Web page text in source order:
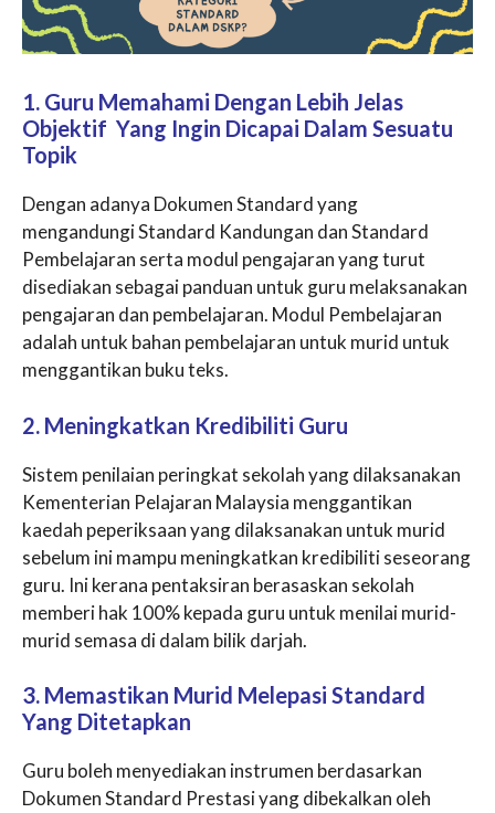
1. Guru Memahami Dengan Lebih Jelas
Objektif Yang Ingin Dicapai Dalam Sesuatu
Topik
Dengan adanya Dokumen Standard yang
mengandungi Standard Kandungan dan Standard
Pembelajaran serta modul pengajaran yang turut
disediakan sebagai panduan untuk guru melaksanakan
pengajaran dan pembelajaran. Modul Pembelajaran
adalah untuk bahan pembelajaran untuk murid untuk
menggantikan buku teks.
2. Meningkatkan Kredibiliti Guru
Sistem penilaian peringkat sekolah yang dilaksanakan
Kementerian Pelajaran Malaysia menggantikan
kaedah peperiksaan yang dilaksanakan untuk murid
sebelum ini mampu meningkatkan kredibiliti seseorang
guru. Ini kerana pentaksiran berasaskan sekolah
memberi hak 100% kepada guru untuk menilai murid-
murid semasa di dalam bilik darjah.
3. Memastikan Murid Melepasi Standard
Yang Ditetapkan
Guru boleh menyediakan instrumen berdasarkan
Dokumen Standard Prestasi yang dibekalkan oleh